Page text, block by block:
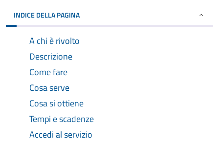
INDICE DELLA PAGINA
A chi è rivolto
Descrizione
Come fare
Cosa serve
Cosa si ottiene
Tempi e scadenze
Accedi al servizio